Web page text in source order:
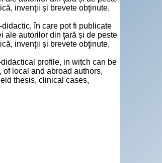
invenţii și brevete obţinute,
în care pot fi publicate
ale autorilor din ţară și de peste
invenţii și brevete obţinute,
profile, in witch can be
local and abroad authors,
thesis, clinical cases,